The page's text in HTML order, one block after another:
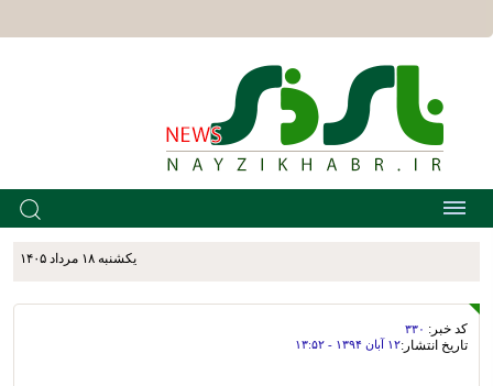
يکشنبه ۱۸ مرداد ۱۴۰۵
کد خبر: ۳۳۰
تاریخ انتشار:۱۲ آبان ۱۳۹۴ - ۱۳:۵۲